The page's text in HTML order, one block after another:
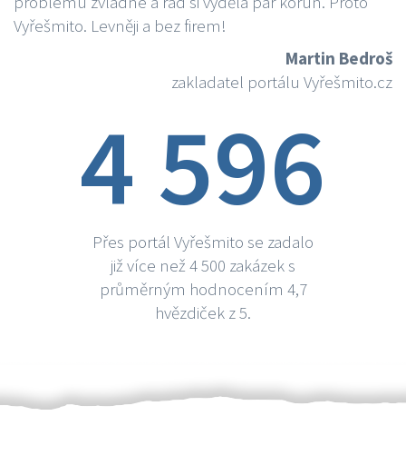
Vyřešmito. Levněji a bez firem!
Martin Bedroš
zakladatel portálu Vyřešmito.cz
4 596
Přes portál Vyřešmito se zadalo
již více než 4 500 zakázek s
průměrným hodnocením 4,7
hvězdiček z 5.